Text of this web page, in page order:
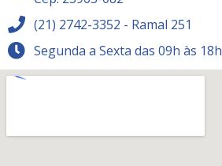
(21) 2742-3352 - Ramal 251
Segunda a Sexta das 09h às 18h